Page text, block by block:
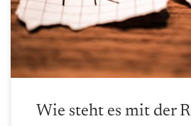
Wie steht es mit der